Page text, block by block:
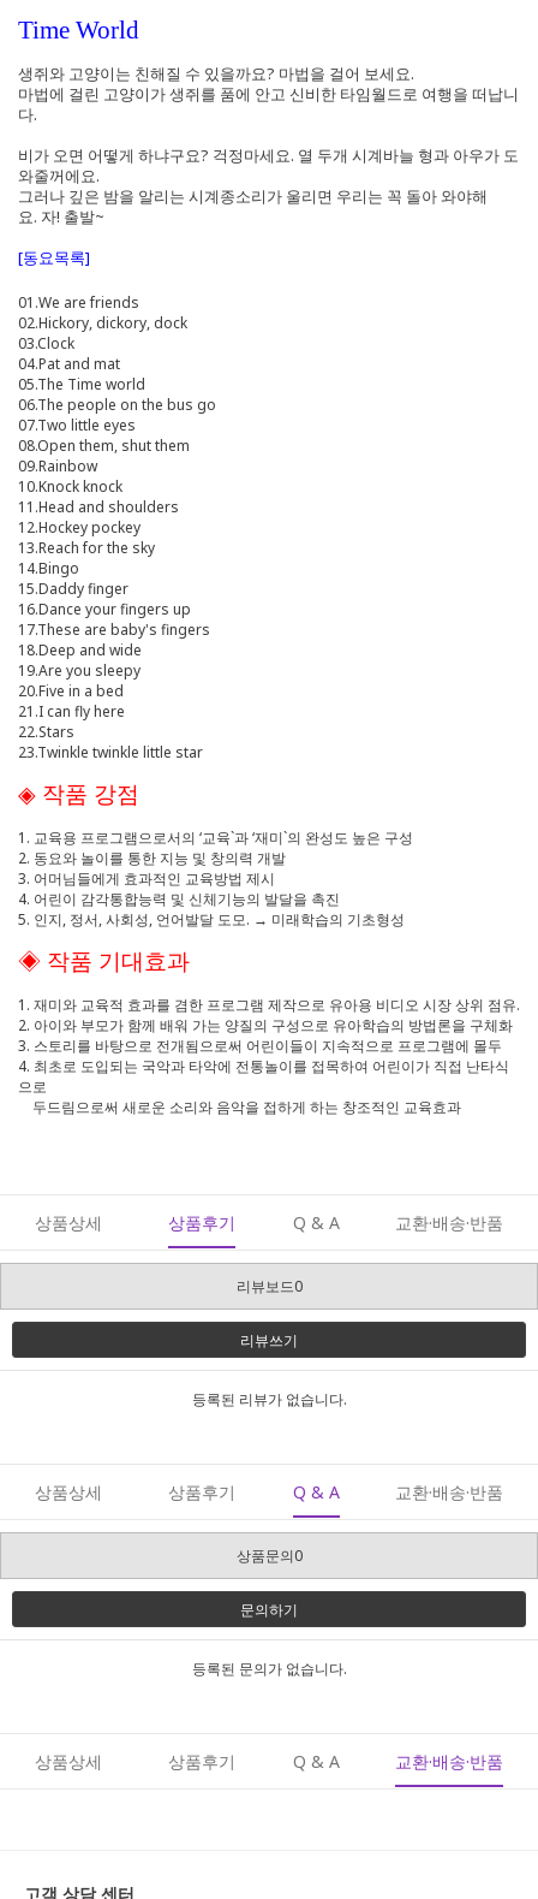
Time World
생쥐와 고양이는 친해질 수 있을까요? 마법을 걸어 보세요.
마법에 걸린 고양이가 생쥐를 품에 안고 신비한 타임월드로 여행을 떠납니
다.
비가 오면 어떻게 하냐구요? 걱정마세요. 열 두개 시계바늘 형과 아우가 도
와줄꺼에요.
그러나 깊은 밤을 알리는 시계종소리가 울리면 우리는 꼭 돌아 와야해
요. 자! 출발~
[동요목록]
01.We are friends
02.Hickory, dickory, dock
03.Clock
04.Pat and mat
05.The Time world
06.The people on the bus go
07.Two little eyes
08.Open them, shut them
09.Rainbow
10.Knock knock
11.Head and shoulders
12.Hockey pockey
13.Reach for the sky
14.Bingo
15.Daddy finger
16.Dance your fingers up
17.These are baby's fingers
18.Deep and wide
19.Are you sleepy
20.Five in a bed
21.I can fly here
22.Stars
23.Twinkle twinkle little star
◈ 작품 강점
1. 교육용 프로그램으로서의 ‘교육`과 ‘재미`의 완성도 높은 구성
2. 동요와 놀이를 통한 지능 및 창의력 개발
3. 어머님들에게 효과적인 교육방법 제시
4. 어린이 감각통합능력 및 신체기능의 발달을 촉진
5. 인지, 정서, 사회성, 언어발달 도모. → 미래학습의 기초형성
◈ 작품 기대효과
1. 재미와 교육적 효과를 겸한 프로그램 제작으로 유아용 비디오 시장 상위 점유.
2. 아이와 부모가 함께 배워 가는 양질의 구성으로 유아학습의 방법론을 구체화
3. 스토리를 바탕으로 전개됨으로써 어린이들이 지속적으로 프로그램에 몰두
4. 최초로 도입되는 국악과 타악에 전통놀이를 접목하여 어린이가 직접 난타식
으로
두드림으로써 새로운 소리와 음악을 접하게 하는 창조적인 교육효과
상품상세 상품후기 Q & A 교환·배송·반품
리뷰보드0
리뷰쓰기
등록된 리뷰가 없습니다.
상품상세 상품후기 Q & A 교환·배송·반품
상품문의0
문의하기
등록된 문의가 없습니다.
상품상세 상품후기 Q & A 교환·배송·반품
고객 상담 센터